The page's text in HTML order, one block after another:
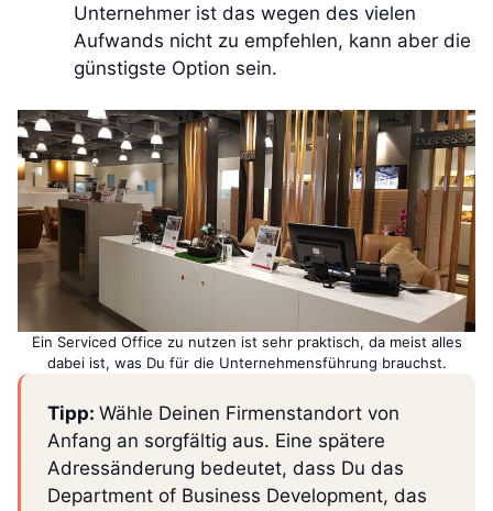
Unternehmer ist das wegen des vielen
Aufwands nicht zu empfehlen, kann aber die
günstigste Option sein.
Ein Serviced Office zu nutzen ist sehr praktisch, da meist alles
dabei ist, was Du für die Unternehmensführung brauchst.
Tipp: Wähle Deinen Firmenstandort von
Anfang an sorgfältig aus. Eine spätere
Adressänderung bedeutet, dass Du das
Department of Business Development, das